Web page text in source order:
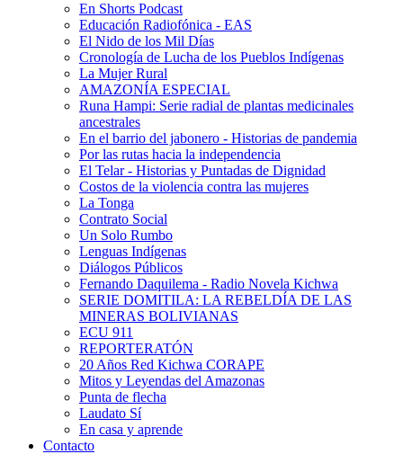
En Shorts Podcast
Educación Radiofónica - EAS
El Nido de los Mil Días
Cronología de Lucha de los Pueblos Indígenas
La Mujer Rural
AMAZONÍA ESPECIAL
Runa Hampi: Serie radial de plantas medicinales
ancestrales
En el barrio del jabonero - Historias de pandemia
Por las rutas hacia la independencia
El Telar - Historias y Puntadas de Dignidad
Costos de la violencia contra las mujeres
La Tonga
Contrato Social
Un Solo Rumbo
Lenguas Indígenas
Diálogos Públicos
Fernando Daquilema - Radio Novela Kichwa
SERIE DOMITILA: LA REBELDÍA DE LAS
MINERAS BOLIVIANAS
ECU 911
REPORTERATÓN
20 Años Red Kichwa CORAPE
Mitos y Leyendas del Amazonas
Punta de flecha
Laudato Sí
En casa y aprende
Contacto